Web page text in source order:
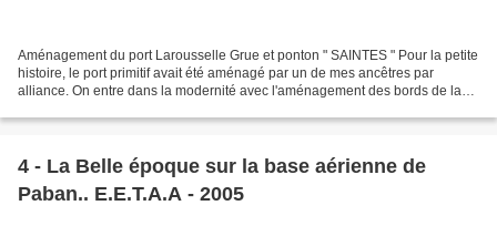
Aménagement du port Larousselle Grue et ponton " SAINTES " Pour la petite
histoire, le port primitif avait été aménagé par un de mes ancêtres par
alliance. On entre dans la modernité avec l'aménagement des bords de la
4 - La Belle époque sur la base aérienne de
Paban.. E.E.T.A.A - 2005